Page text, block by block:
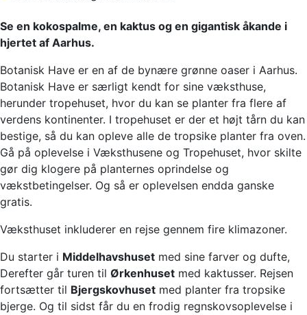
Se en kokospalme, en kaktus og en gigantisk åkande i
hjertet af Aarhus.
Botanisk Have er en af de bynære grønne oaser i Aarhus.
Botanisk Have er særligt kendt for sine væksthuse,
herunder tropehuset, hvor du kan se planter fra flere af
verdens kontinenter. I tropehuset er der et højt tårn du kan
bestige, så du kan opleve alle de tropsike planter fra oven.
Gå på oplevelse i Væksthusene og Tropehuset, hvor skilte
gør dig klogere på planternes oprindelse og
vækstbetingelser. Og så er oplevelsen endda ganske
gratis.
Væksthuset inkluderer en rejse gennem fire klimazoner.
Du starter i Middelhavshuset med sine farver og dufte,
Derefter går turen til Ørkenhuset med kaktusser. Rejsen
fortsætter til Bjergskovhuset med planter fra tropsike
bjerge. Og til sidst får du en frodig regnskovsoplevelse i